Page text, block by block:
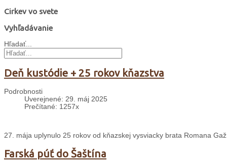
Cirkev vo svete
Vyhľadávanie
Hľadať...
Deň kustódie + 25 rokov kňazstva
Podrobnosti
Uverejnené: 29. máj 2025
Prečítané: 1257x
27. mája uplynulo 25 rokov od kňazskej vysviacky brata Romana
Farská púť do Šaštína